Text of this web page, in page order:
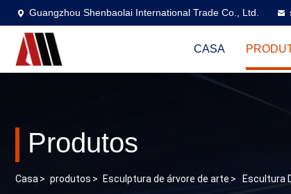
Guangzhou Shenbaolai International Trade Co., Ltd.
CASA
Produtos
Casa> produtos > Esculptura de árvore de arte > Escultura